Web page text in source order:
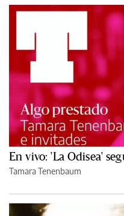
En vivo: 'La Odisea'
Tamara Tenenbaum